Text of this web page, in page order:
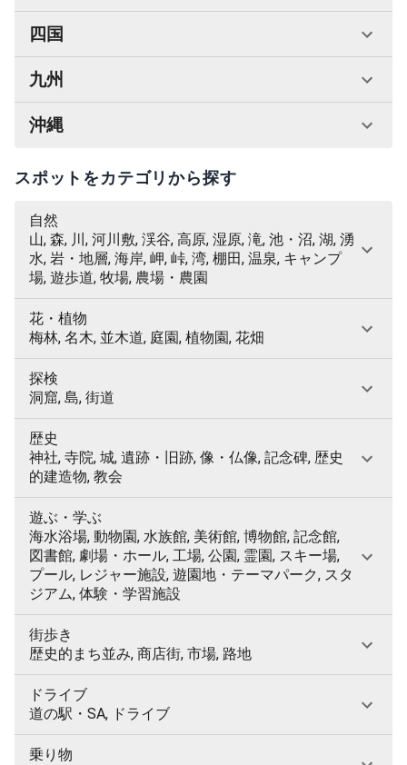
四国
九州
沖縄
スポットをカテゴリから探す
自然
山, 森, 川, 河川敷, 渓谷, 高原, 湿原, 滝, 池・沼, 湖, 湧
水, 岩・地層, 海岸, 岬, 峠, 湾, 棚田, 温泉, キャンプ
場, 遊歩道, 牧場, 農場・農園
花・植物
梅林, 名木, 並木道, 庭園, 植物園, 花畑
探検
洞窟, 島, 街道
歴史
神社, 寺院, 城, 遺跡・旧跡, 像・仏像, 記念碑, 歴史
的建造物, 教会
遊ぶ・学ぶ
海水浴場, 動物園, 水族館, 美術館, 博物館, 記念館,
図書館, 劇場・ホール, 工場, 公園, 霊園, スキー場,
プール, レジャー施設, 遊園地・テーマパーク, スタ
ジアム, 体験・学習施設
街歩き
歴史的まち並み, 商店街, 市場, 路地
ドライブ
道の駅・SA, ドライブ
乗り物